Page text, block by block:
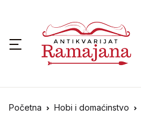
Početna Hobi i domaćinstvo